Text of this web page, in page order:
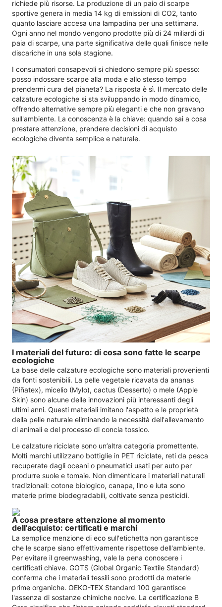
richiede più risorse. La produzione di un paio di scarpe
sportive genera in media 14 kg di emissioni di CO2, tanto
quanto lasciare accesa una lampadina per una settimana.
Ogni anno nel mondo vengono prodotte più di 24 miliardi di
paia di scarpe, una parte significativa delle quali finisce nelle
discariche in una sola stagione.
I consumatori consapevoli si chiedono sempre più spesso:
posso indossare scarpe alla moda e allo stesso tempo
prendermi cura del pianeta? La risposta è sì. Il mercato delle
calzature ecologiche si sta sviluppando in modo dinamico,
offrendo alternative sempre più eleganti e che non gravano
sull'ambiente. La conoscenza è la chiave: quando sai a cosa
prestare attenzione, prendere decisioni di acquisto
ecologiche diventa semplice e naturale.
I materiali del futuro: di cosa sono fatte le scarpe
ecologiche
La base delle calzature ecologiche sono materiali provenienti
da fonti sostenibili. La pelle vegetale ricavata da ananas
(Piñatex), micelio (Mylo), cactus (Desserto) o mele (Apple
Skin) sono alcune delle innovazioni più interessanti degli
ultimi anni. Questi materiali imitano l'aspetto e le proprietà
della pelle naturale eliminando la necessità dell'allevamento
di animali e del processo di concia tossico.
Le calzature riciclate sono un’altra categoria promettente.
Molti marchi utilizzano bottiglie in PET riciclate, reti da pesca
recuperate dagli oceani o pneumatici usati per auto per
produrre suole e tomaie. Non dimenticare i materiali naturali
tradizionali: cotone biologico, canapa, lino e iuta sono
materie prime biodegradabili, coltivate senza pesticidi.
A cosa prestare attenzione al momento
dell'acquisto: certificati e marchi
La semplice menzione di eco sull'etichetta non garantisce
che le scarpe siano effettivamente rispettose dell'ambiente.
Per evitare il greenwashing, vale la pena conoscere i
certificati chiave. GOTS (Global Organic Textile Standard)
conferma che i materiali tessili sono prodotti da materie
prime organiche. OEKO-TEX Standard 100 garantisce
l'assenza di sostanze chimiche nocive. La certificazione B